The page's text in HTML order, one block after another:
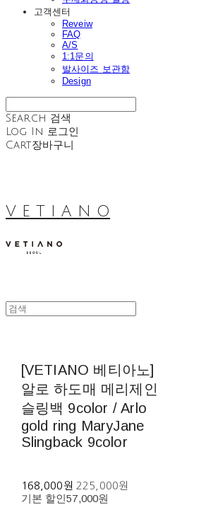
고객센터
Reveiw
FAQ
A/S
1:1문의
발사이즈 보관함
Design
Search 검색
Log In 로그인
Cart장바구니
V E T I A N O
[VETIANO 베티아노]
알로 하도매 메리제인
슬링백 9color / Arlo
gold ring MaryJane
Slingback 9color
168,000원 225,000원
기본 할인57,000원